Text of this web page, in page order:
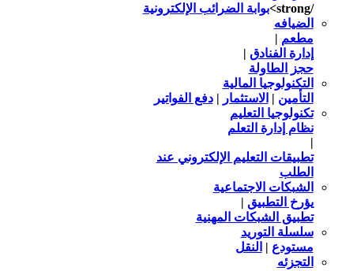
/strong>
بوابة الضرائب الإلكترونية
الضيافه
مطعم |
إدارة الفنادق |
حجز الطاولة
التكنولوجيا المالية
التأمين | الاستثمار |دفع الفواتير
تكنولوجيا التعليم
نظام إدارة التعلم
|
تطبيقات التعليم الإلكتروني عند
الطلب
الشبكات الاجتماعية
يؤرخ التطبيق |
تطبيق الشبكات المهنية
سلسلة التوريد
مستودع | النقل
التجزئه